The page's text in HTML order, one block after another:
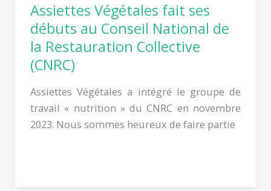
Assiettes Végétales fait ses
débuts au Conseil National de
la Restauration Collective
(CNRC)
Assiettes Végétales a intégré le groupe de
travail « nutrition » du CNRC en novembre
2023. Nous sommes heureux de faire partie
(CNRC)